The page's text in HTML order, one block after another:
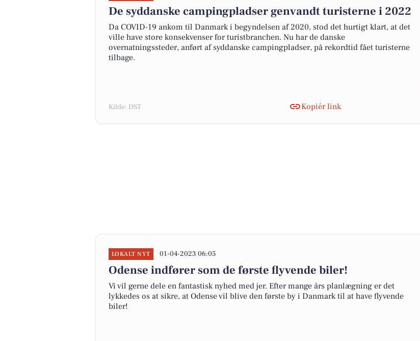
De syddanske campingpladser genvandt turisterne i 2022
Da COVID-19 ankom til Danmark i begyndelsen af 2020, stod det hurtigt klart, at det
ville have store konsekvenser for turistbranchen. Nu har de danske
overnatningssteder, anført af syddanske campingpladser, på rekordtid fået turisterne
tilbage.
Kilde: DST Kopiér link
LOKALT NYT 01-04-2023 06:05
Odense indfører som de første flyvende biler!
Vi vil gerne dele en fantastisk nyhed med jer. Efter mange års planlægning er det
lykkedes os at sikre, at Odense vil blive den første by i Danmark til at have flyvende
biler!